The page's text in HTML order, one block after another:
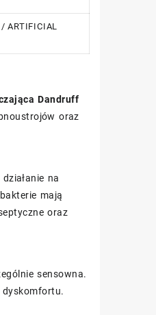
ARTIFICIAL
Dandruff
oraz
na
mają
oraz
sensowna.
dyskomfortu.